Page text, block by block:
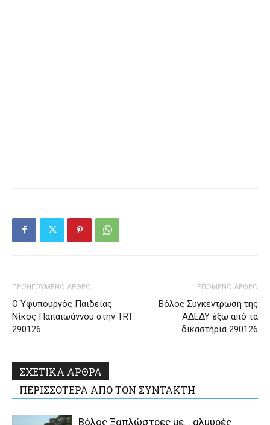
ΠΡΟΗΓΟΥΜΕΝΟ ΑΡΘΡΟ
Ο Υφυπουργός Παιδείας
Νίκος Παπαϊωάννου στην TRT
290126
ΕΠΟΜΕΝΟ ΑΡΘΡΟ
Βόλος Συγκέντρωση της
ΑΔΕΔΥ έξω από τα
δικαστήρια 290126
ΣΧΕΤΙΚΑ ΑΡΘΡΑ
ΠΕΡΙΣΣΟΤΕΡΑ ΑΠΟ ΤΟΝ ΣΥΝΤΑΚΤΗ
Βόλος Ξαπλώστρες με… αλμυρές